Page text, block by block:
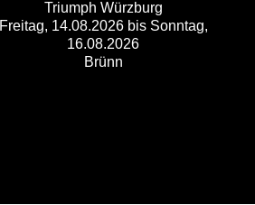
Triumph Würzburg
Freitag, 14.08.2026 bis Sonntag,
16.08.2026
Brünn